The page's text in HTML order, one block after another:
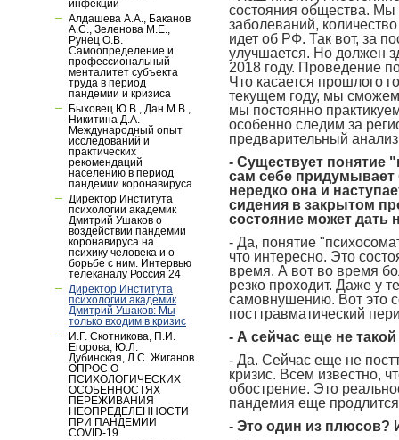
состояния общества. Мы
заболеваний,
идет об РФ. Так вот, за
улучшается. Но должен
2018 году. Проведение
Что касается прошлого
текущем году, мы сможем
мы постоянно
особенно следим за
предварительный
- Существует понятие
сам себе придумывает
нередко она и
сидения в закрытом
состояние может дать
- Да, понятие
что интересно. Это
время. А вот во время
резко проходит. Даже у
самовнушению. Вот это
посттравматический
- А сейчас еще не
- Да. Сейчас еще не
кризис. Всем известно,
обострение. Это
пандемия еще
- Это один из плюсов?
инфекции
Алдашева А.А., Баканов
А.С., Зеленова М.Е.,
Рунец О.В.
Самоопределение и
профессиональный
менталитет субъекта
труда в период
пандемии и кризиса
Быховец Ю.В., Дан М.В.,
Никитина Д.А.
Международный опыт
исследований и
практических
рекомендаций
населению в период
пандемии коронавируса
Директор Института
психологии академик
Дмитрий Ушаков о
воздействии пандемии
коронавируса на
психику человека и о
борьбе с ним. Интервью
телеканалу Россия 24
Директор Института
психологии академик
Дмитрий Ушаков: Мы
только входим в кризис
И.Г. Скотникова, П.И.
Егорова, Ю.Л.
Дубинская, Л.С. Жиганов
ОПРОС О
ПСИХОЛОГИЧЕСКИХ
ОСОБЕННОСТЯХ
ПЕРЕЖИВАНИЯ
НЕОПРЕДЕЛЕННОСТИ
ПРИ ПАНДЕМИИ
COVID-19